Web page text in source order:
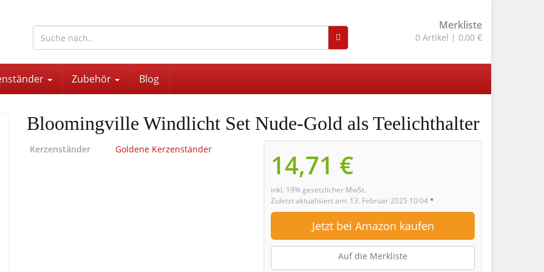
Merkliste
0 Artikel | 0,00 €
Zubehör Blog
Bloomingville Windlicht Set Nude-Gold als Teelichthalter
14,71 €
inkl. 19% gesetzlicher MwSt.
Zuletzt aktualisiert am: 13. Februar 2025 10:04*
Jetzt bei Amazon kaufen
Auf die Merkliste
Kerzenständer Goldene Kerzenständer